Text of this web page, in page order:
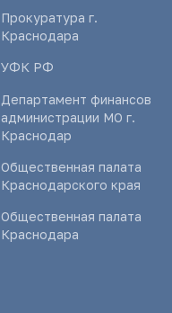
Прокуратура г.
Краснодара
УФК РФ
Департамент финансов
администрации МО г.
Краснодар
Общественная палата
Краснодарского края
Общественная палата
Краснодара